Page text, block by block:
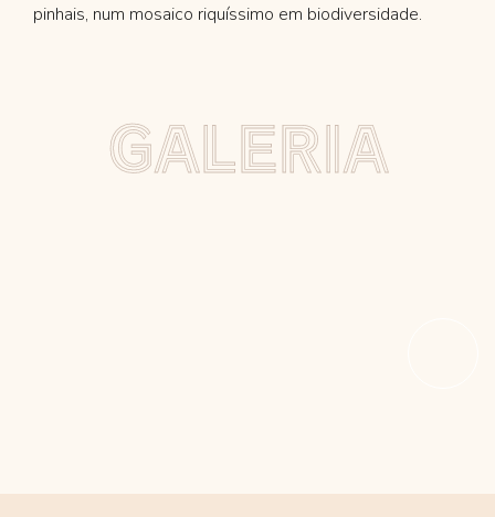
pinhais, num mosaico riquíssimo em biodiversidade.
GALERIA